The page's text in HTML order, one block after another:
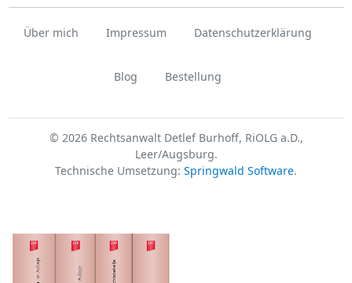
Über mich Impressum Datenschutzerklärung
Blog Bestellung
© 2026 Rechtsanwalt Detlef Burhoff, RiOLG a.D.,
Leer/Augsburg.
Technische Umsetzung: Springwald Software.